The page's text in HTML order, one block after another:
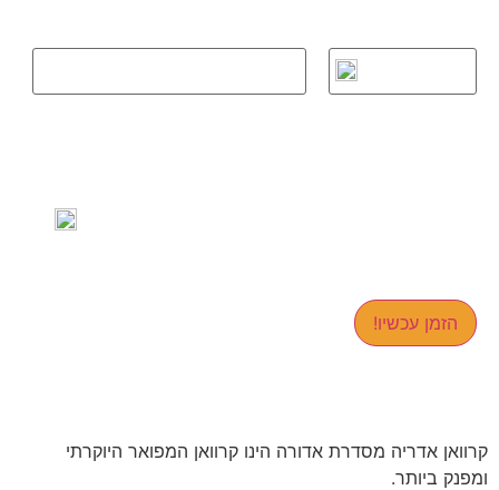
הזמן עכשיו!
קרוואן אדריה מסדרת אדורה הינו קרוואן המפואר היוקרתי
ומפנק ביותר.